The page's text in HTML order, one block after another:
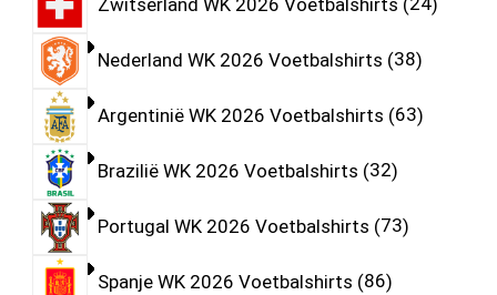
Nederland WK 2026 Voetbalshirts 38
Argentinië WK 2026 Voetbalshirts 63
Brazilië WK 2026 Voetbalshirts 32
Portugal WK 2026 Voetbalshirts 73
Spanje WK 2026 Voetbalshirts 86